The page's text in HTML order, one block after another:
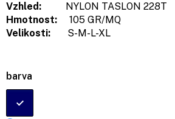
barva
Vzhled:
NYLON TASLON 228T
Hmotnost:
105 GR/MQ
Velikosti:
S-M-L-XL